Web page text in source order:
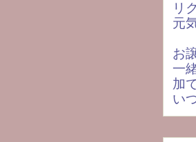
リ
元
お
一
加
い